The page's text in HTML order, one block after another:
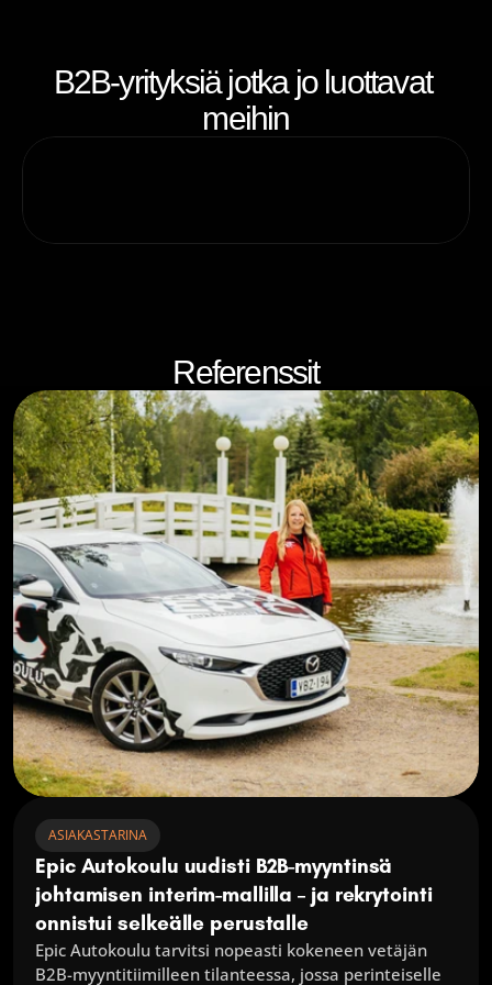
B2B-yrityksiä jotka jo luottavat
meihin
Referenssit
ASIAKASTARINA
Epic Autokoulu uudisti B2B-myyntinsä
johtamisen interim-mallilla – ja rekrytointi
onnistui selkeälle perustalle
Epic Autokoulu tarvitsi nopeasti kokeneen vetäjän
B2B-myyntitiimilleen tilanteessa, jossa perinteiselle